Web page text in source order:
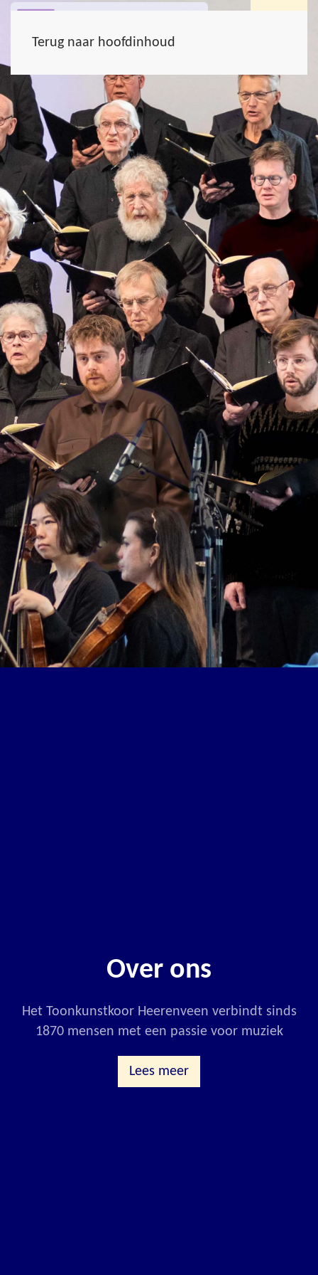
Terug naar hoofdinhoud
Over ons
Het Toonkunstkoor Heerenveen verbindt sinds
1870 mensen met een passie voor muziek
Lees meer